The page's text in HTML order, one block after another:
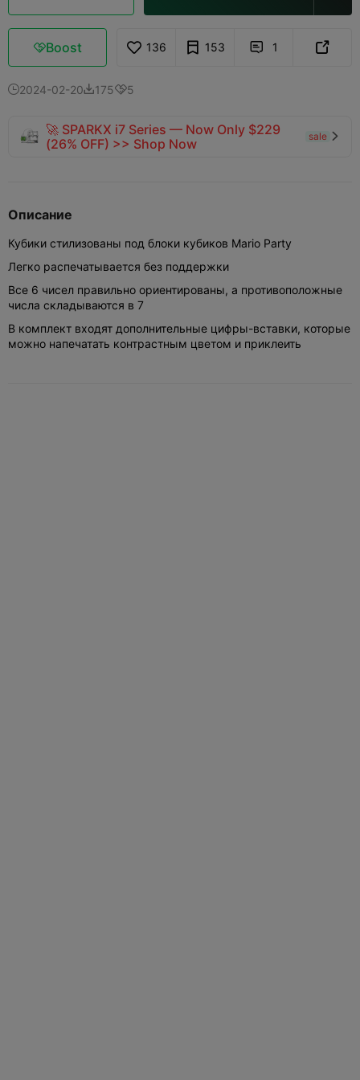
Boost 136 153  1 
2024-02-201755
🚀 SPARKX i7 Series — Now Only $229
(26% OFF) >> Shop Now
sale 
Описание
Кубики стилизованы под блоки кубиков Mario Party
Легко распечатывается без поддержки
Все 6 чисел правильно ориентированы, а противоположные
числа складываются в 7
В комплект входят дополнительные цифры-вставки, которые
можно напечатать контрастным цветом и приклеить